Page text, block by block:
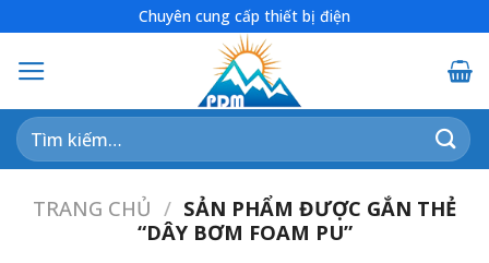
content
Chuyên cung cấp thiết bị điện
Tìm
kiếm:
TRANG CHỦ / SẢN PHẨM ĐƯỢC GẮN THẺ
“DÂY BƠM FOAM PU”